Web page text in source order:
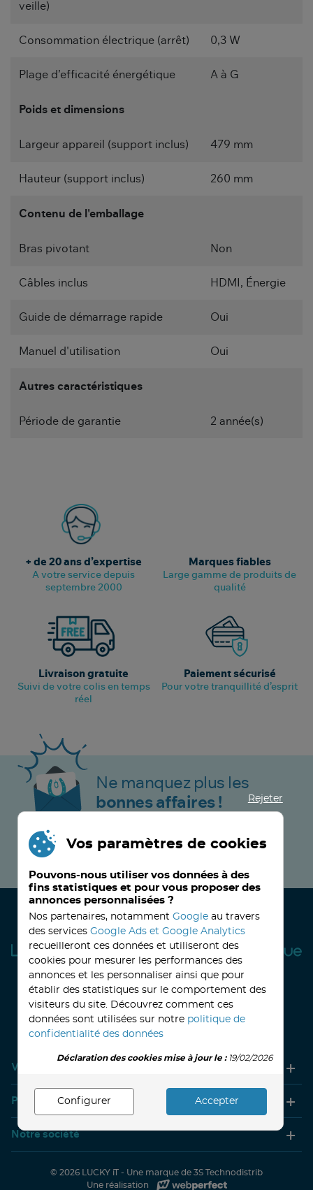
veille)
Consommation électrique (arrêt) 0,3 W
Plage d’efficacité énergétique A à G
Poids et dimensions
Largeur appareil (support inclus) 479 mm
Hauteur (support inclus) 260 mm
Contenu de l'emballage
Bras pivotant Non
Câbles inclus HDMI, Énergie
Guide de démarrage rapide Oui
Manuel d'utilisation Oui
Autres caractéristiques
Période de garantie 2 année(s)
+ de 20 ans d’expertise
A votre service depuis
septembre 2000
Marques fiables
Large gamme de produits de
qualité
Livraison gratuite
Suivi de votre colis en temps
réel
Paiement sécurisé
Pour votre tranquillité d’esprit
Ne manquez plus les
bonnes affaires !
JE M’INSCRIS MAINTENANT !
32, avenue Haussmann33390 BLAYE
Lundi14h-18hMardi à vendredi8h30-12h00 - 14h-18h
Le Samedi9h30 - 12h30
Votre compte
Produits
Notre société
© 2026 LUCKY iT - Une marque de 3S Technodistrib
Une réalisation
Rejeter
Vos paramètres de cookies
Pouvons-nous utiliser vos données à des
fins statistiques et pour vous proposer des
annonces personnalisées ?
Nos partenaires, notamment Google au travers
des services Google Ads et Google Analytics
recueilleront ces données et utiliseront des
cookies pour mesurer les performances des
annonces et les personnaliser ainsi que pour
établir des statistiques sur le comportement des
visiteurs du site. Découvrez comment ces
données sont utilisées sur notre politique de
confidentialité des données
Déclaration des cookies mise à jour le :19/02/2026
Configurer Accepter